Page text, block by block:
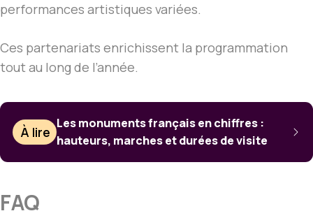
performances artistiques variées.
Ces partenariats enrichissent la programmation
tout au long de l’année.
À lire
Les monuments français en chiffres :
hauteurs, marches et durées de visite
FAQ